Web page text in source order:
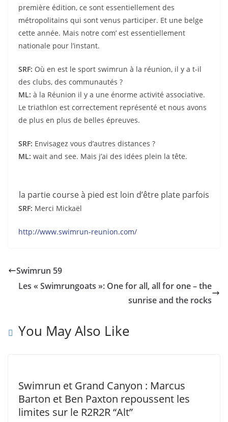
première édition, ce sont essentiellement des
métropolitains qui sont venus participer. Et une belge
cette année. Mais notre com’ est essentiellement
nationale pour l’instant.
SRF: Où en est le sport swimrun à la réunion, il y a t-il
des clubs, des communautés ?
ML: à la Réunion il y a une énorme activité associative.
Le triathlon est correctement représenté et nous avons
de plus en plus de belles épreuves.
SRF: Envisagez vous d’autres distances ?
ML: wait and see. Mais j’ai des idées plein la tête.
la partie course à pied est loin d’être plate parfois
SRF: Merci Mickaël
http://www.swimrun-reunion.com/
Swimrun 59
Les « Swimrungoats »: One for all, all for one – the
sunrise and the rocks
You May Also Like
Swimrun et Grand Canyon : Marcus
Barton et Ben Paxton repoussent les
limites sur le R2R2R “Alt”